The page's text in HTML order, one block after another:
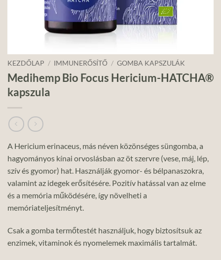
KEZDŐLAP / IMMUNERŐSÍTŐ / GOMBA KAPSZULÁK
Medihemp Bio Focus Hericium-HATCHA®
kapszula
A Hericium erinaceus, más néven közönséges süngomba, a
hagyományos kínai orvoslásban az öt szervre (vese, máj, lép,
szív és gyomor) hat. Használják gyomor- és bélpanaszokra,
valamint az idegek erősítésére. Pozitív hatással van az elme
és a memória működésére, így növelheti a
memóriateljesítményt.
Csak a gomba termőtestét használjuk, hogy biztosítsuk az
enzimek, vitaminok és nyomelemek maximális tartalmát.